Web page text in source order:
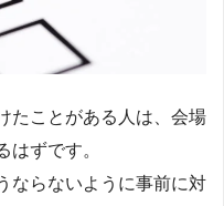
たことがある人は、会場
はずです。
ならないように事前に対